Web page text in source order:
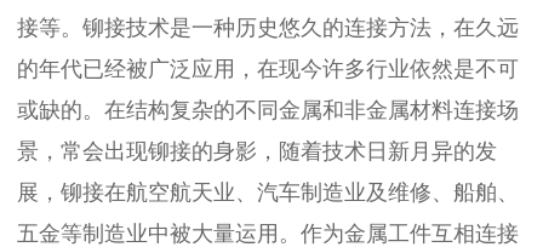
接等。铆接技术是一种历史悠久的连接方法，在久远
的年代已经被广泛应用，在现今许多行业依然是不可
或缺的。在结构复杂的不同金属和非金属材料连接场
景，常会出现铆接的身影，随着技术日新月异的发
展，铆接在航空航天业、汽车制造业及维修、船舶、
五金等制造业中被大量运用。作为金属工件互相连接